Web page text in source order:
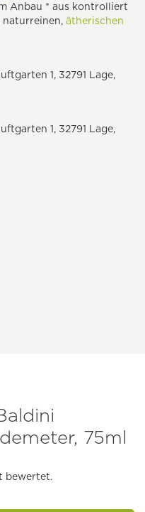
Anbau * aus kontrolliert
naturreinen, ätherischen
1, 32791 Lage,
1, 32791 Lage,
75ml
bewertet.